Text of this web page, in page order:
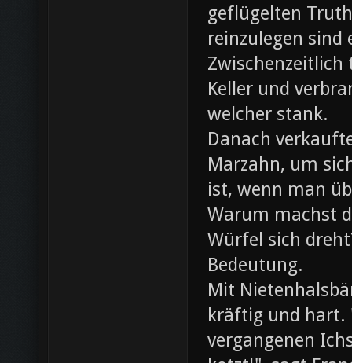
geflügelten
reinzulegen sind
Zwischenzeitlich
Keller und
welcher stank.
Danach
Marzahn, um
ist, wenn man
Warum machst
Würfel sich
Bedeutung.
Mit
kräftig und hart.
vergangenen